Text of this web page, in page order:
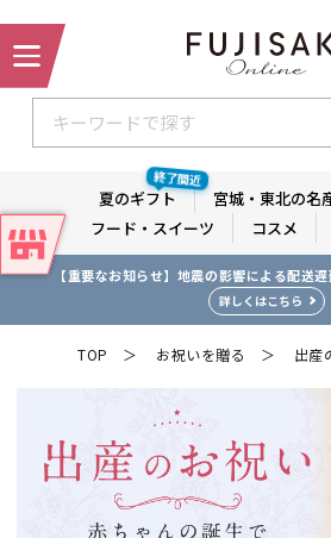
夏のギフト
終了間近
宮城・東北の名
フード・スイーツ
コスメ
【重要なお知らせ】地震の影響による配送
詳しくはこちら
【夏のギフト】 税込1万円以上購入で
詳しくはこちら
TOP ＞ お祝いを贈る ＞ 出産